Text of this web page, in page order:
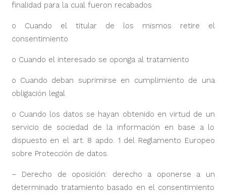
finalidad para la cual fueron recabados
o Cuando el titular de los mismos retire el
consentimiento
o Cuando el interesado se oponga al tratamiento
o Cuando deban suprimirse en cumplimiento de una
obligación legal
o Cuando los datos se hayan obtenido en virtud de un
servicio de sociedad de la información en base a lo
dispuesto en el art. 8 apdo. 1 del Reglamento Europeo
sobre Protección de datos.
– Derecho de oposición: derecho a oponerse a un
determinado tratamiento basado en el consentimiento